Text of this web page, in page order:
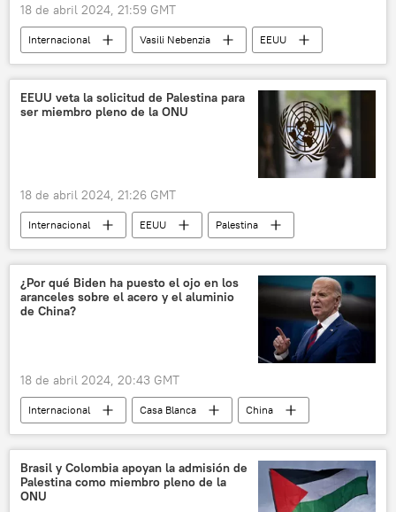
Ecuador
📰 Crisis diplomática entre Ecuador y México
📰 Crisis de violencia criminal en Ecuador
Gobierno de Ecuador
Policía de Ecuador
18 de abril 2024, 21:59 GMT
Internacional Vasili Nebenzia
EEUU
Palestina
política
ONU
📰 Conflicto palestino-israelí
🛡️ Zonas de conflicto
EEUU veta la solicitud de Palestina para
ser miembro pleno de la ONU
18 de abril 2024, 21:26 GMT
Internacional EEUU
Palestina
política
seguridad ONU
¿Por qué Biden ha puesto el ojo en los
aranceles sobre el acero y el aluminio
de China?
18 de abril 2024, 20:43 GMT
Internacional Casa Blanca
China
Joe Biden
Donald Trump
Elecciones presidenciales de EEUU (2024)
Brasil y Colombia apoyan la admisión de
Palestina como miembro pleno de la
ONU